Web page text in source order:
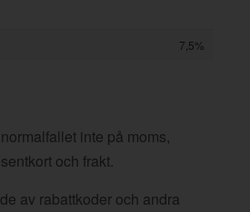
7,5%
inte på moms,
och frakt.
av rabattkoder och andra